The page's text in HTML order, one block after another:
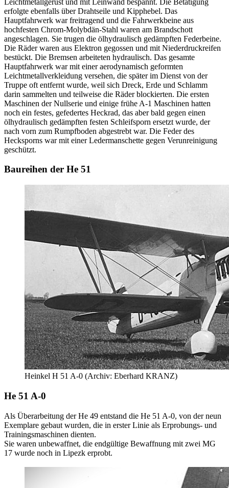
erfolgte ebenfalls über Drahtseile und Kipphebel. Das
Hauptfahrwerk war freitragend und die Fahrwerkbeine aus
hochfesten Chrom-Molybdän-Stahl waren am Brandschott
angeschlagen. Sie trugen die ölhydraulisch gedämpften Federbeine.
Die Räder waren aus Elektron gegossen und mit Niederdruckreifen
bestückt. Die Bremsen arbeiteten hydraulisch. Das gesamte
Hauptfahrwerk war mit einer aerodynamisch geformten
Leichtmetallverkleidung versehen, die später im Dienst von der
Truppe oft entfernt wurde, weil sich Dreck, Erde und Schlamm
darin sammelten und teilweise die Räder blockierten. Die ersten
Maschinen der Nullserie und einige frühe A-1 Maschinen hatten
noch ein festes, gefedertes Heckrad, das aber bald gegen einen
ölhydraulisch gedämpften festen Schleifsporn ersetzt wurde, der
nach vorn zum Rumpfboden abgestrebt war. Die Feder des
Hecksporns war mit einer Ledermanschette gegen Verunreinigung
geschützt.
Baureihen der He 51
Heinkel H 51 A-0 (Archiv: Eberhard KRANZ)
He 51 A-0
Als Überarbeitung der He 49 entstand die He 51 A-0, von der neun
Exemplare gebaut wurden, die in erster Linie als Erprobungs- und
Trainingsmaschinen dienten.
Sie waren unbewaffnet, die endgültige Bewaffnung mit zwei MG
17 wurde noch in Lipezk erprobt.